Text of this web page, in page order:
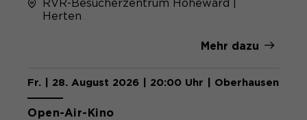
RVR-Besucherzentrum Hoheward |
Herten
Mehr dazu
Kostenlos
Fr. | 28. August 2026 | 20:00 Uhr | Oberhausen
Open-Air-Kino